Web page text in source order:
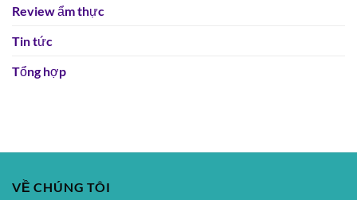
Review ẩm thực
Tin tức
Tổng hợp
VỀ CHÚNG TÔI